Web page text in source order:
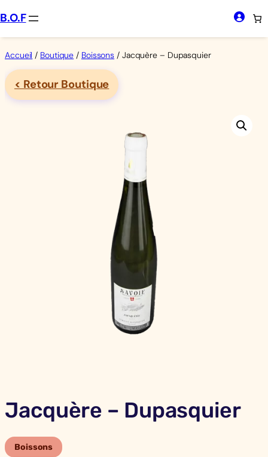
Aller
au
contenu
B.O.F
Accueil / Boutique / Boissons / Jacquère – Dupasquier
< Retour Boutique
Jacquère – Dupasquier
Boissons